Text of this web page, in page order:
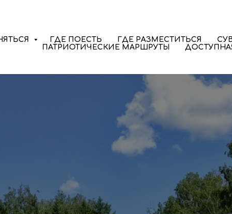
ГДЕ ПОЕСТЬ ГДЕ РАЗМЕСТИТЬСЯ
ПАТРИОТИЧЕСКИЕ МАРШРУТЫ